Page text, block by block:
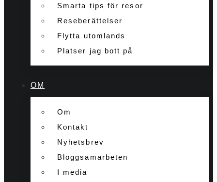
Smarta tips för resor
Reseberättelser
Flytta utomlands
Platser jag bott på
OM
Om
Kontakt
Nyhetsbrev
Bloggsamarbeten
I media